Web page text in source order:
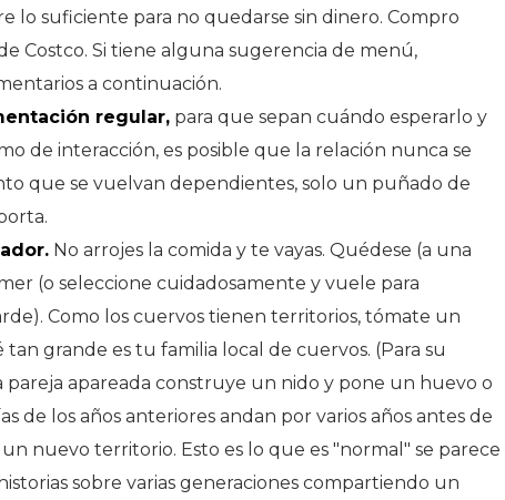
lo suficiente para no quedarse sin dinero. Compro
Costco. Si tiene alguna sugerencia de menú,
a continuación.
regular, para que sepan cuándo esperarlo y
de interacción, es posible que la relación nunca se
que se vuelvan dependientes, solo un puñado de
No arrojes la comida y te vayas. Quédese (a una
(o seleccione cuidadosamente y vuele para
Como los cuervos tienen territorios, tómate un
grande es tu familia local de cuervos. (Para su
apareada construye un nido y pone un huevo o
de los años anteriores andan por varios años antes de
nuevo territorio. Esto es lo que es "normal" se parece
sobre varias generaciones compartiendo un